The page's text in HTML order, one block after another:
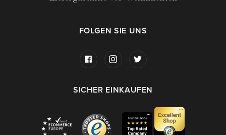
FOLGEN SIE UNS
SICHER EINKAUFEN